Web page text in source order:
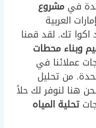
في مشروع
العربية
تك. لقد قمنا
وبناء محطات
عملائنا في
من تحليل
هنا لنوفر لك حلاً
تحلية المياه